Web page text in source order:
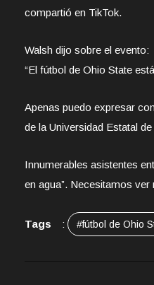
compartió en TikTok.
Walsh dijo sobre el evento:
“El fútbol de Ohio State
Apenas puedo expresar
de la Universidad Estatal
Innumerables asistentes
en agua”. Necesitamos
Tags : #fútbol de Ohio